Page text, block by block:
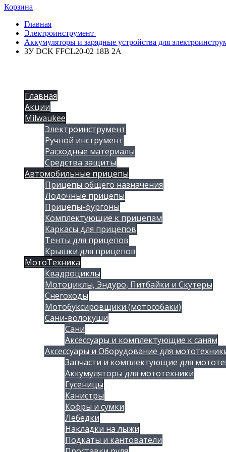
Корзина
Главная
Электроинструмент
Аккумуляторы и зарядные устройства для
ЗУ DCK FFCL20-02 18B 2A
Главная
Акции
Milwaukee
Электроинструмент
Ручной инструмент
Расходные материалы
Средства защиты
Автомобильные прицепы
Прицепы общего назначения
Лодочные прицепы
Прицепы-фургоны
Комплектующие к прицепам
Каркасы для прицепов
Тенты для прицепов
Крышки для прицепов
МотоТехника
Квадроциклы
Мотоциклы, Эндуро, Питбайки и Скутеры
Снегоходы
Мотобуксировщики (мотособаки)
Сани-волокуши
Сани
Аксессуары и комплектующие к саням
Аксессуары и Оборудование для
Запчасти и комплектующие для
Аккумуляторы для мототехники
Гусеницы
Канистры
Кофры и сумки
Лебедки
Накладки на лыжи
Подкаты и кантователи